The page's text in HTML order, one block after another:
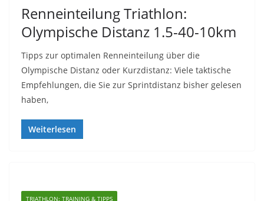
Renneinteilung Triathlon:
Olympische Distanz 1.5-40-10km
Tipps zur optimalen Renneinteilung über die
Olympische Distanz oder Kurzdistanz: Viele taktische
Empfehlungen, die Sie zur Sprintdistanz bisher gelesen
haben,
Weiterlesen
TRIATHLON: TRAINING & TIPPS